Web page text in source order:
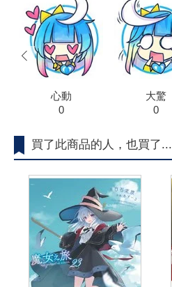
心動
0
大驚
0
prev
買了此商品的人，也買了...